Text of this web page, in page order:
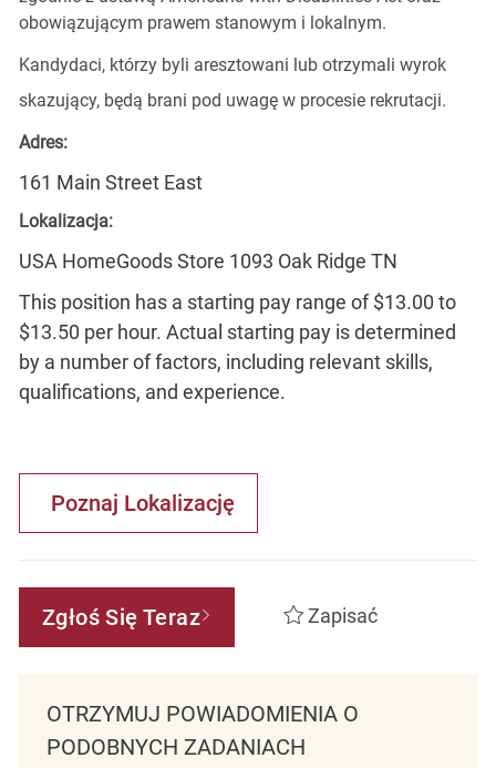
obowiązującym prawem stanowym i lokalnym.
Kandydaci, którzy byli aresztowani lub otrzymali wyrok
skazujący, będą brani pod uwagę w procesie rekrutacji.
Adres:
161 Main Street East
Lokalizacja:
USA HomeGoods Store 1093 Oak Ridge TN
This position has a starting pay range of $13.00 to
$13.50 per hour. Actual starting pay is determined
by a number of factors, including relevant skills,
qualifications, and experience.
Poznaj Lokalizację
Zgłoś Się Teraz Zapisać
OTRZYMUJ POWIADOMIENIA O
PODOBNYCH ZADANIACH